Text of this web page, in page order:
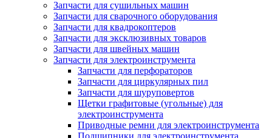
Запчасти для сушильных машин
Запчасти для сварочного оборудования
Запчасти для квадрокоптеров
Запчасти для эксклюзивных товаров
Запчасти для швейных машин
Запчасти для электроинструмента
Запчасти для перфораторов
Запчасти для циркулярных пил
Запчасти для шуруповертов
Щетки графитовые (угольные) для
электроинструмента
Приводные ремни для электроинструмента
Подшипники для электроинструмента